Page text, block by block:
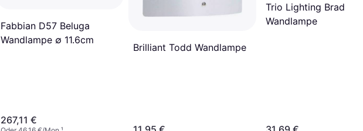
Fabbian D57 Beluga
Wandlampe ∅ 11.6cm
267,11 €
Brilliant Todd Wandlampe
Trio Lighting Brad
Wandlampe